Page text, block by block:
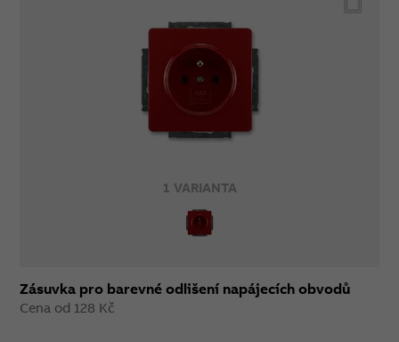
1 VARIANTA
Zásuvka pro barevné odlišení napájecích obvodů
Cena od 128 Kč